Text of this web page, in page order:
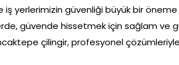
iş yerlerimizin güvenliği büyük bir
güvende hissetmek için sağlam ve
çilingir, profesyonel çözümleriyle